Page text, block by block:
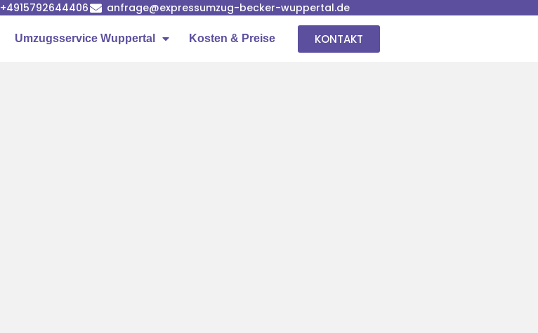
+4915792644406 anfrage@expressumzug-becker-wuppertal.de
Umzugsservice Wuppertal Kosten & Preise KONTAKT